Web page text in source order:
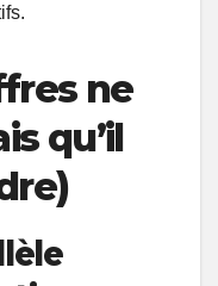
ne
qu’il